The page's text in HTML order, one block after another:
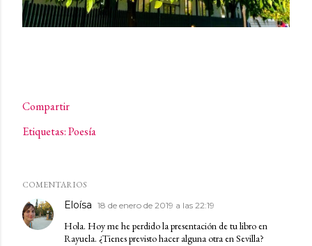
Compartir
Etiquetas:Poesía
COMENTARIOS
Eloísa 18 de enero de 2019 a las 22:19
Hola. Hoy me he perdido la presentación de tu libro en
Rayuela. ¿Tienes previsto hacer alguna otra en Sevilla?